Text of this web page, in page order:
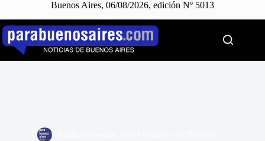
Buenos Aires, 06/08/2026, edición Nº 5013
Saltar
contenido